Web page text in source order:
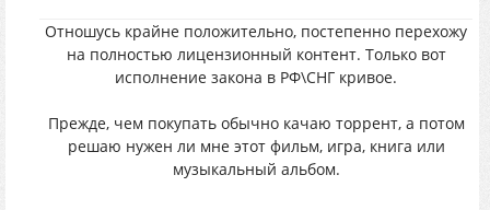
Отношусь крайне положительно, постепенно перехожу
на полностью лицензионный контент. Только вот
исполнение закона в РФ\СНГ кривое.
Прежде, чем покупать обычно качаю торрент, а потом
решаю нужен ли мне этот фильм, игра, книга или
музыкальный альбом.